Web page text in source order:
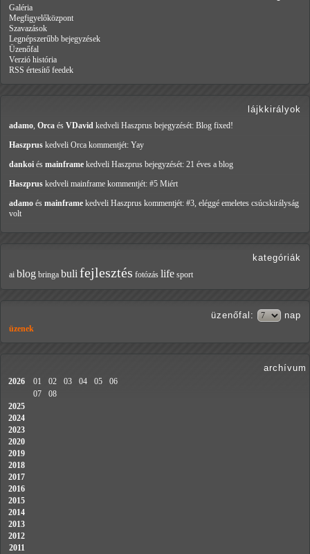
Galéria
Megfigyelőközpont
Szavazások
Legnépszerűbb bejegyzések
Üzenőfal
Verzió história
RSS értesítő feedek
lájkkirályok
adamo, Orca és VDavid kedveli Haszprus bejegyzését: Blog fixed!
Haszprus kedveli Orca kommentjét: Yay
dankoi és mainframe kedveli Haszprus bejegyzését: 21 éves a blog
Haszprus kedveli mainframe kommentjét: #5 Miért
adamo és mainframe kedveli Haszprus kommentjét: #3, eléggé emeletes csúcskirályság
volt
kategóriák
ai blog bringa buli fejlesztés fotózás life sport
üzenőfal : nap
üzenek
archívum
2026 01 02 03 04 05
06
07
08
2025
2024
2023
2020
2019
2018
2017
2016
2015
2014
2013
2012
2011